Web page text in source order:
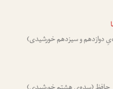
دوازدهم و سیزدهم خورشیدی)